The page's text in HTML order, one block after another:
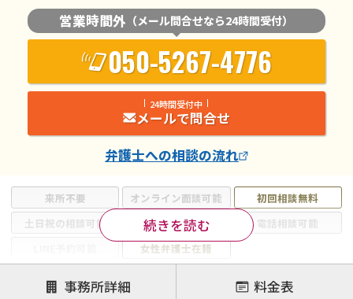
来所不要 オンライン面談可能
初回相談無料
土日祝の相談可能
19時以降電話可能
電話相談可能
女性弁護士在籍
注力案件
続きを読む
営業時間外 （メール問合せなら24時間受付）
050-5267-4776
24時間受付中
メールで問合せ
弁護士への相談の流れ
事務所詳細 料金表